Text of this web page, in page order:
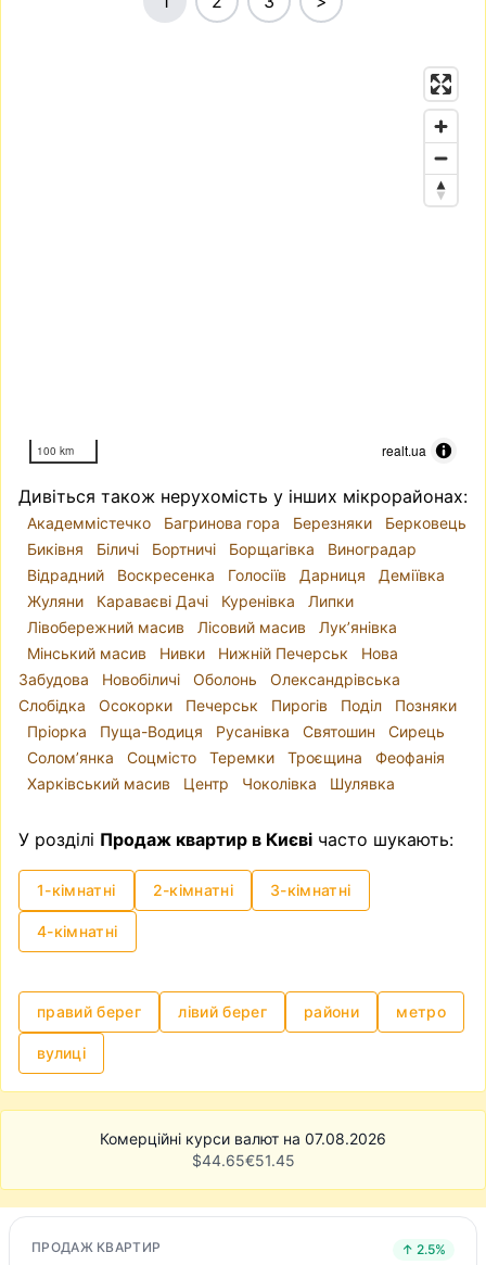
100 km realt.ua
Дивіться також нерухомість у інших мікрорайонах:
Академмістечко Багринова гора Березняки
Берковець
Биківня
Біличі Бортничі Борщагівка
Виноградар
Відрадний
Воскресенка Голосіїв Дарниця
Деміївка
Жуляни
Караваєві Дачі Куренівка
Липки
Лівобережний масив
Лісовий масив
Лук’янівка
Мінський масив
Нивки Нижній Печерськ
Нова
Забудова
Новобіличі Оболонь
Олександрівська
Слобідка
Осокорки Печерськ Пирогів Поділ
Позняки
Пріорка
Пуща-Водиця Русанівка Святошин
Сирець
Солом’янка
Соцмісто Теремки Троєщина
Феофанія
Харківський масив
Центр Чоколівка Шулявка
У розділі Продаж квартир в Києві часто шукають:
1-кімнатні 2-кімнатні 3-кімнатні
4-кімнатні
правий берег лівий берег райони метро
вулиці
Комерційні курси валют на 07.08.2026
$44.65€51.45
ПРОДАЖ КВАРТИР ↑ 2.5%